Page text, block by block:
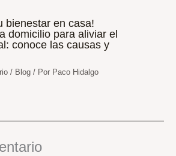
bienestar en casa!
domicilio para aliviar el
conoce las causas y
/ Blog / Por Paco Hidalgo